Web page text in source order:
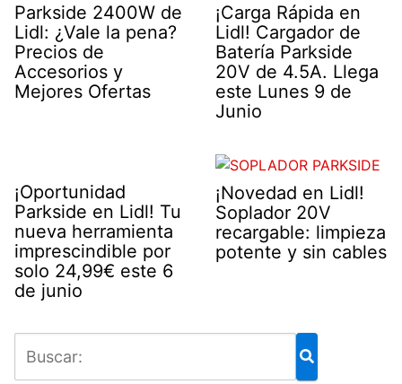
Parkside 2400W de
Lidl: ¿Vale la pena?
Precios de
Accesorios y
Mejores Ofertas
¡Carga Rápida en
Lidl! Cargador de
Batería Parkside
20V de 4.5A. Llega
este Lunes 9 de
Junio
¡Oportunidad
Parkside en Lidl! Tu
nueva herramienta
imprescindible por
solo 24,99€ este 6
de junio
¡Novedad en Lidl!
Soplador 20V
recargable: limpieza
potente y sin cables